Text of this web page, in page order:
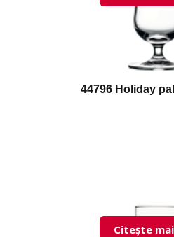
44796 Holiday
Citește